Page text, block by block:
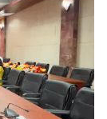
English